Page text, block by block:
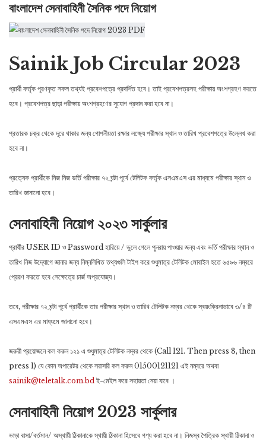
বাংলাদেশ সেনাবাহিনী সৈনিক পদে নিয়োগ
Sainik Job Circular 2023
প্রার্থী কর্তৃক পূরণকৃত সকল তথ্যই প্রবেশপত্রে প্রদর্শিত হবে। তাই প্রবেশপত্রসহ পরীক্ষায় অংশগ্রহণ করতে
হবে। প্রবেশপত্র ছাড়া পরীক্ষায় অংশগ্রহণের সুযোগ প্রদান করা হবে না।
প্রতারক চক্র থেকে দূরে থাকার জন্য গোপনীয়তা রক্ষার লক্ষ্যে পরীক্ষার স্থান ও তারিখ প্রবেশপত্রে উল্লেখ করা
হবে না।
প্রত্যেক প্রার্থীকে নিজ নিজ ভর্তি পরীক্ষার ৭২ ঘন্টা পূর্বে টেলিটক কর্তৃক এসএমএস এর মাধ্যমে পরীক্ষার স্থান ও
তারিখ জানানো হবে।
সেনাবাহিনী নিয়োগ ২০২৩ সার্কুলার
প্রার্থীর USER ID ও Password হারিয়ে / ভুলে গেলে পুনরায় পাওয়ার জন্য এবং ভর্তি পরীক্ষার স্থান ও
তারিখ নিজ উদ্যোগে জানার জন্য নিম্নলিখিত তথ্যগুলি টাইপ করে শুধুমাত্র টেলিটক মোবাইল হতে ৬৫৯৬ নম্বরে
প্রেরণ করতে হবে সেক্ষেত্রে চার্জ অপ্রযোজ্য।
তবে, পরীক্ষার ৭২ ঘন্টা পূর্বে প্রার্থীকে তার পরীক্ষার স্থান ও তারিখ টেলিটক নম্বর থেকে স্বয়ংক্রিনাভাবে ৩/৪ টি
এসএমএস এর মাধ্যমে জানানো হবে।
জরুরী প্রয়োজনে কল করুন ১২১ এ শুধুমাত্র টেলিটক নম্বর থেকে (Call 121. Then press 8, then
press 1) যে কোন অপারেটর থেকে সরাসরি কল করুন 01500121121 এই নম্বরে অথবা
sainik@teletalk.com.bd ই-মেইল করে সহায়তা নেয়া যাবে ।
সেনাবাহিনী নিয়োগ 2023 সার্কুলার
ভাড়া বাসা/বর্তমান/ অস্থায়ী ঠিকানাকে স্থায়ী ঠিকানা হিসেবে গণ্য করা হবে না। নিজস্ব পৈত্রিক স্থায়ী ঠিকানা ও